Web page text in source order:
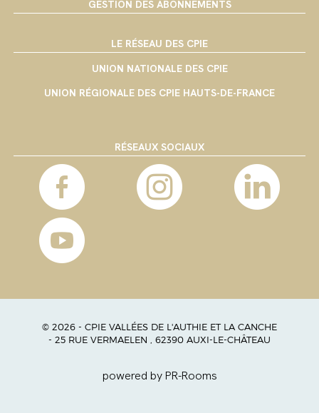
GESTION DES ABONNEMENTS
LE RÉSEAU DES CPIE
UNION NATIONALE DES CPIE
UNION RÉGIONALE DES CPIE HAUTS-DE-FRANCE
RÉSEAUX SOCIAUX
© 2026 - CPIE VALLÉES DE L'AUTHIE ET LA CANCHE
- 25 RUE VERMAELEN , 62390 AUXI-LE-CHÂTEAU
powered by PR-Rooms